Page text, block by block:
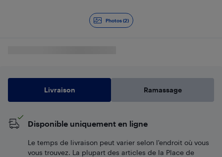
Photos (2)
Livraison Ramassage
Disponible uniquement en ligne
Le temps de livraison peut varier selon l'endroit où vous
vous trouvez. La plupart des articles de la Place de